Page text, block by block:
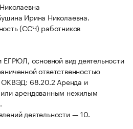
Ирина Николаевна.
(ССЧ) работников
ЕГРЮЛ, основной вид деятельности
ответственностью
ОКВЭД: 68.20.2 Аренда и
арендованным нежилым
деятельности — 10.